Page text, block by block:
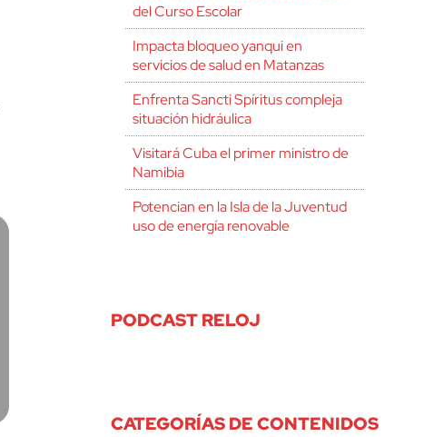
del Curso Escolar
Impacta bloqueo yanqui en
servicios de salud en Matanzas
Enfrenta Sancti Spíritus compleja
situación hidráulica
Visitará Cuba el primer ministro de
Namibia
Potencian en la Isla de la Juventud
uso de energía renovable
PODCAST RELOJ
CATEGORÍAS DE CONTENIDOS